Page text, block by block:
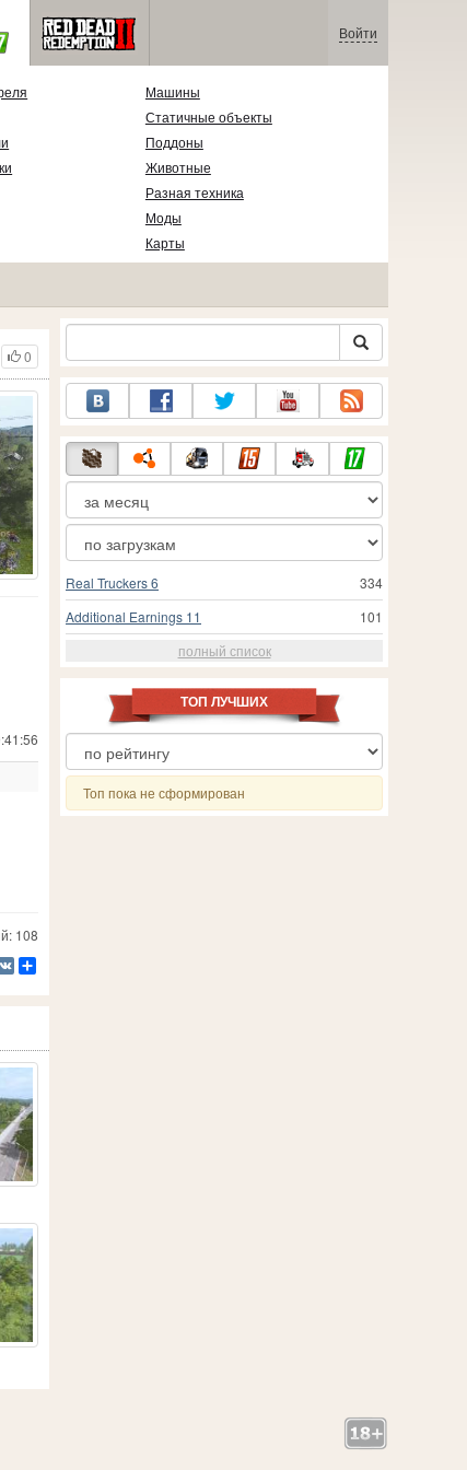
Войти
Машины
Статичные объекты
Поддоны
Животные
Разная техника
Моды
Карты
0
108
Twitter
VK
334
Real Truckers 6
101
Additional Earnings 11
полный список
ТОП ЛУЧШИХ
Топ пока не сформирован